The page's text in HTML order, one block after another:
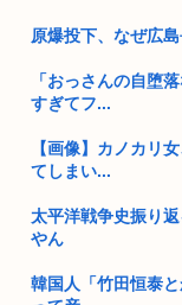
原爆投下、なぜ広
「おっさんの自堕
すぎてフ...
【画像】カノカリ
てしまい...
太平洋戦争史振り
やん
韓国人「竹田恒泰